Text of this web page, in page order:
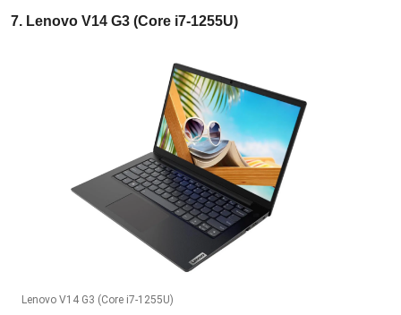
7. Lenovo V14 G3 (Core i7-1255U)
Lenovo V14 G3 (Core i7-1255U)